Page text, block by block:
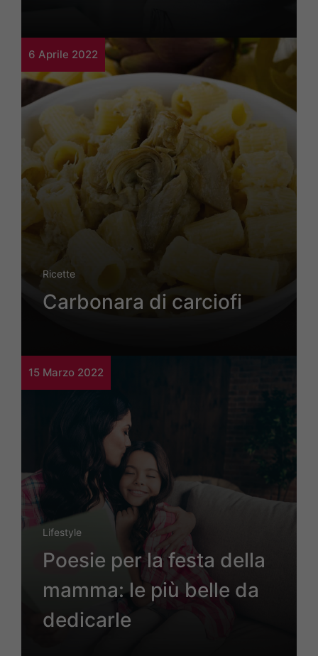
6 Aprile 2022
Ricette
Carbonara di carciofi
15 Marzo 2022
Lifestyle
Poesie per la festa della
mamma: le più belle da
dedicarle